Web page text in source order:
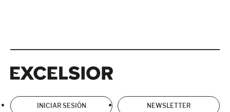
INICIAR SESIÓN NEWSLETTER